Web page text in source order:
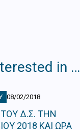
in …
08/02/2018
Δ.Σ. ΤΗΝ
2018 ΚΑΙ ΩΡΑ